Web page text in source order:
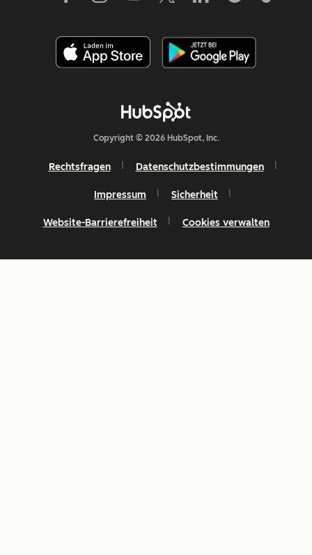
Copyright © 2026 HubSpot, Inc.
Rechtsfragen Datenschutzbestimmungen
Impressum Sicherheit
Website-Barrierefreiheit Cookies verwalten